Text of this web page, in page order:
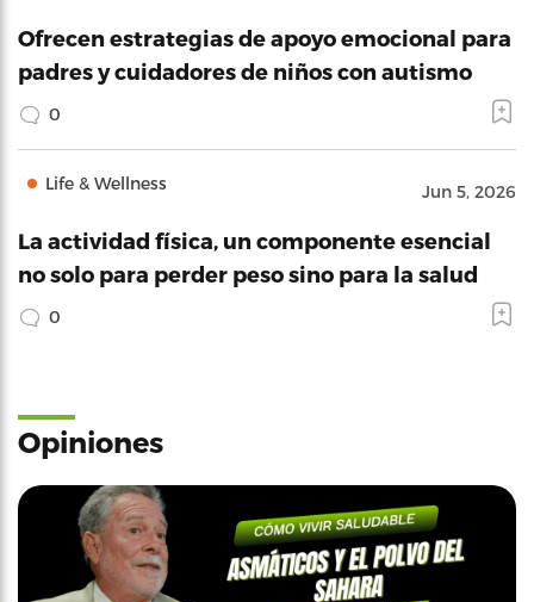
Ofrecen estrategias de apoyo emocional para
padres y cuidadores de niños con autismo
0
Life & Wellness Jun 5, 2026
La actividad física, un componente esencial
no solo para perder peso sino para la salud
0
Opiniones